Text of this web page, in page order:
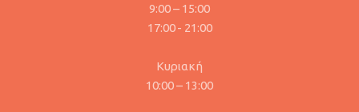
9:00 – 15:00
17:00 - 21:00
Κυριακή
10:00 – 13:00